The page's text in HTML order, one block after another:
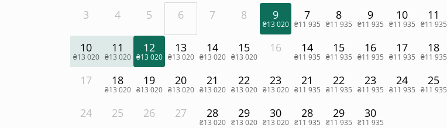
3 4 5 6 7 8 9
₴13 020
10
₴13 020
11
₴13 020
12
₴13 020
13
₴13 020
14
₴13 020
15
₴13 020
16
17 18
₴13 020
19
₴13 020
20
₴13 020
21
₴13 020
22
₴13 020
23
₴13 020
24 25 26 27 28
₴13 020
29
₴13 020
30
₴13 020
7
₴11 935
8
₴11 935
9
₴11 935
10
₴11 935
11
₴11 935
14
₴11 935
15
₴11 935
16
₴11 935
17
₴11 935
18
₴11 935
21
₴11 935
22
₴11 935
23
₴11 935
24
₴11 935
25
₴11 935
28
₴11 935
29
₴11 935
30
₴11 935